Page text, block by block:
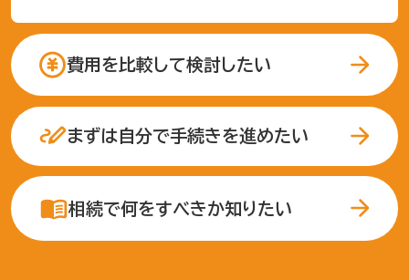
費用を比較して検討したい
まずは自分で手続きを進めたい
相続で何をすべきか知りたい